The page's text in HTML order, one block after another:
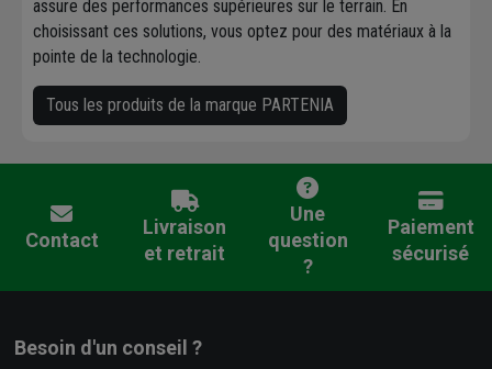
assure des performances supérieures sur le terrain. En
choisissant ces solutions, vous optez pour des matériaux à la
pointe de la technologie.
Tous les produits de la marque PARTENIA
Contact
Livraison
et retrait
Une
question
?
Paiement
sécurisé
Besoin d'un conseil ?